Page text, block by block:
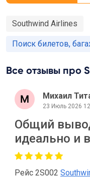
Southwind Airlines
Поиск билетов,
Все отзывы про
Михаил
23 Июль 2026
Общий
идеально и
Рейс 2S002